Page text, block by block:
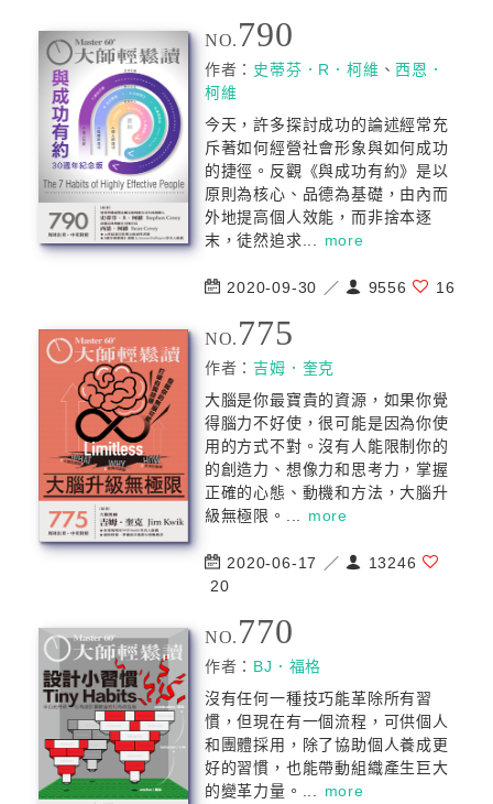
NO. 790
作者： 史蒂芬．R．柯維 、西恩．
柯維
今天，許多探討成功的論述經常充
斥著如何經營社會形象與如何成功
的捷徑。反觀《與成功有約》是以
原則為核心、品德為基礎，由內而
外地提高個人效能，而非捨本逐
末，徒然追求... more
2020-09-30 ／ 9556 16
NO. 775
作者：吉姆．奎克
大腦是你最寶貴的資源，如果你覺
得腦力不好使，很可能是因為你使
用的方式不對。沒有人能限制你的
的創造力、想像力和思考力，掌握
正確的心態、動機和方法，大腦升
級無極限。... more
2020-06-17 ／
13246
20
NO. 770
作者： BJ．福格
沒有任何一種技巧能革除所有習
慣，但現在有一個流程，可供個人
和團體採用，除了協助個人養成更
好的習慣，也能帶動組織產生巨大
的變革力量。... more